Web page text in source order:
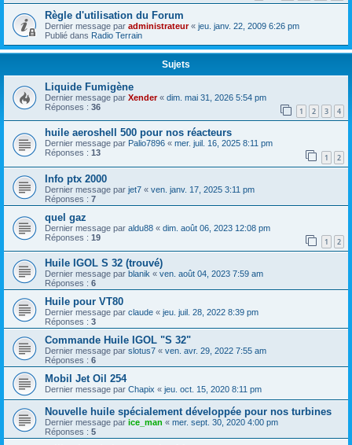
Règle d'utilisation du Forum
Dernier message par administrateur« jeu. janv. 22, 2009 6:26 pm
Publié dans Radio Terrain
Sujets
Liquide Fumigène
Dernier message par Xender« dim. mai 31, 2026 5:54 pm
Réponses : 36 1 2 3 4
huile aeroshell 500 pour nos réacteurs
Dernier message par Palio7896 « mer. juil. 16, 2025 8:11 pm
Réponses : 13 1 2
Info ptx 2000
Dernier message par jet7 « ven. janv. 17, 2025 3:11 pm
Réponses : 7
quel gaz
Dernier message par aldu88 « dim. août 06, 2023 12:08 pm
Réponses : 19 1 2
Huile IGOL S 32 (trouvé)
Dernier message par blanik « ven. août 04, 2023 7:59 am
Réponses : 6
Huile pour VT80
Dernier message par claude « jeu. juil. 28, 2022 8:39 pm
Réponses : 3
Commande Huile IGOL "S 32"
Dernier message par slotus7 « ven. avr. 29, 2022 7:55 am
Réponses : 6
Mobil Jet Oil 254
Dernier message par Chapix « jeu. oct. 15, 2020 8:11 pm
Nouvelle huile spécialement développée pour nos turbines
Dernier message par ice_man « mer. sept. 30, 2020 4:00 pm
Réponses : 5